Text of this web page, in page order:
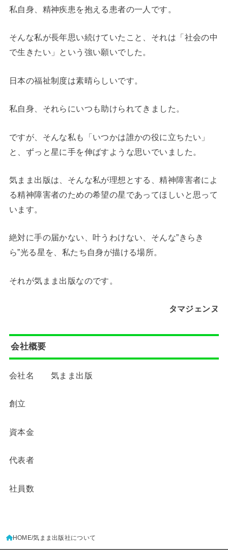
私自身、精神疾患を抱える患者の一人です。
そんな私が長年思い続けていたこと、それは「社会の中
で生きたい」という強い願いでした。
日本の福祉制度は素晴らしいです。
私自身、それらにいつも助けられてきました。
ですが、そんな私も「いつかは誰かの役に立ちたい」
と、ずっと星に手を伸ばすような思いでいました。
気まま出版は、そんな私が理想とする、精神障害者によ
る精神障害者のための希望の星であってほしいと思って
います。
絶対に手の届かない、叶うわけない、そんな”きらき
ら”光る星を、私たち自身が描ける場所。
それが気まま出版なのです。
タマジェンヌ
会社概要
会社名 気まま出版
創立
資本金
代表者
社員数
HOME 気まま出版社について